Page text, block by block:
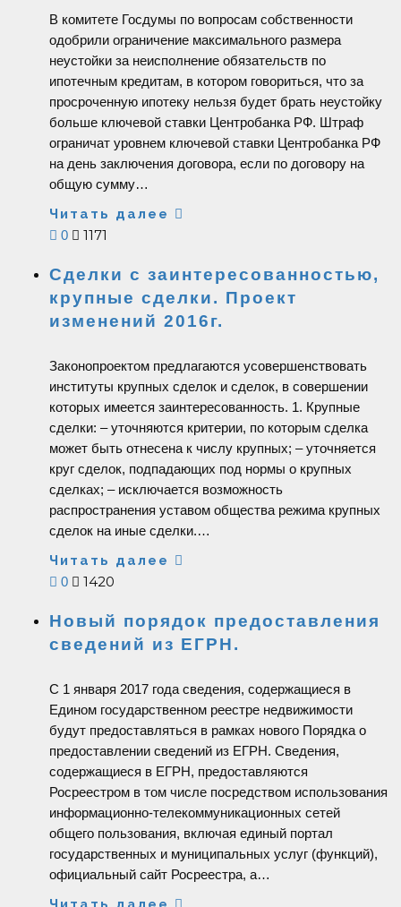
В комитете Госдумы по вопросам собственности
одобрили ограничение максимального размера
неустойки за неисполнение обязательств по
ипотечным кредитам, в котором говориться, что за
просроченную ипотеку нельзя будет брать неустойку
больше ключевой ставки Центробанка РФ. Штраф
ограничат уровнем ключевой ставки Центробанка РФ
на день заключения договора, если по договору на
общую сумму…
Читать далее
0 1171
Сделки с заинтересованностью,
крупные сделки. Проект
изменений 2016г.
Законопроектом предлагаются усовершенствовать
институты крупных сделок и сделок, в совершении
которых имеется заинтересованность. 1. Крупные
сделки: – уточняются критерии, по которым сделка
может быть отнесена к числу крупных; – уточняется
круг сделок, подпадающих под нормы о крупных
сделках; – исключается возможность
распространения уставом общества режима крупных
сделок на иные сделки.…
Читать далее
0 1420
Новый порядок предоставления
сведений из ЕГРН.
С 1 января 2017 года сведения, содержащиеся в
Едином государственном реестре недвижимости
будут предоставляться в рамках нового Порядка о
предоставлении сведений из ЕГРН. Сведения,
содержащиеся в ЕГРН, предоставляются
Росреестром в том числе посредством использования
информационно-телекоммуникационных сетей
общего пользования, включая единый портал
государственных и муниципальных услуг (функций),
официальный сайт Росреестра, а…